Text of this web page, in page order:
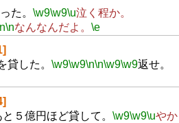
た。 \w9\w9\u泣く程か。
\nなんなんだよ。 \e
貸した。 \w9\w9\n\n\w9\w9返せ。
と５億円ほど貸して。 \w9\w9\uやか